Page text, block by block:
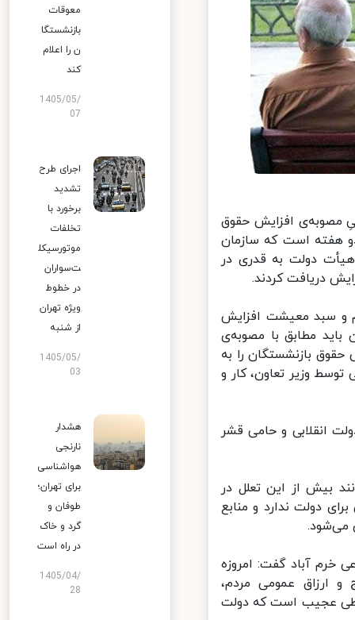
مصوبه‌ی افزایش حقوق
هفته است که سازمان
دولت به قدری در
دریافت کردند.
نرخ تورم و سبد معیشت افزایش
باید مطابق با مصوبه‌ی
بازنشستگان را به
وزیر تعاون، کار و
انقلابی و حامی قشر
بیش از این تعلل در
دولت ندارد و منابع
آباد گفت: امروزه
ارزاق عمومی مردم،
عجیب است که دولت
معوقات
بازنشستگا
ن را اعلام
کند
1405/05/
07
اجرای طرح
تشدید
برخورد با
تخلفات
موتورسیکل
ت‌سواران
در خطوط
ویژه تهران
از شنبه
1405/05/
03
هشدار
نارنجی
هواشناسی
برای تهران؛
طوفان و
گرد و خاک
در راه است
1405/04/
28